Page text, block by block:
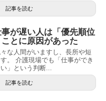
記事を読む
事が遅い人は「優先順位
とに原因があった
な人間がいますし、長所や短
。 介護現場でも「仕事ができ
」という判断...
記事を読む